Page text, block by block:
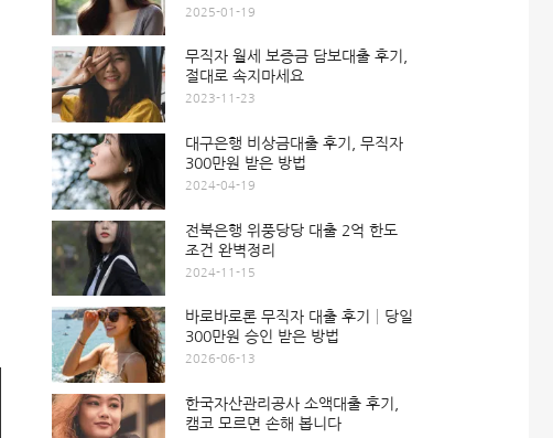
2025-01-19
무직자 월세 보증금 담보대출 후기,
절대로 속지마세요
2023-11-23
대구은행 비상금대출 후기, 무직자
300만원 받은 방법
2024-04-19
전북은행 위풍당당 대출 2억 한도
조건 완벽정리
2024-11-15
바로바로론 무직자 대출 후기│당일
300만원 승인 받은 방법
2026-06-13
한국자산관리공사 소액대출 후기,
캠코 모르면 손해 봅니다